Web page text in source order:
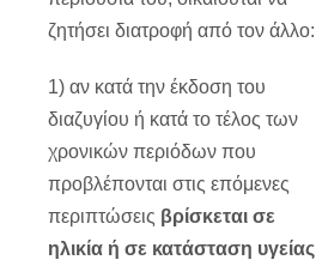
ζητήσει διατροφή από τον άλλο:
1) αν κατά την έκδοση του
διαζυγίου ή κατά το τέλος των
χρονικών περιόδων που
προβλέπονται στις επόμενες
περιπτώσεις βρίσκεται σε
ηλικία ή σε κατάσταση υγείας